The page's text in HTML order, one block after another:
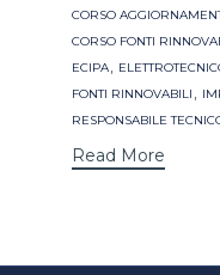
CORSO
CORSO FONTI
ECIPA,
FONTI RINNOVABILI ,
RESPONSABILE
Read More